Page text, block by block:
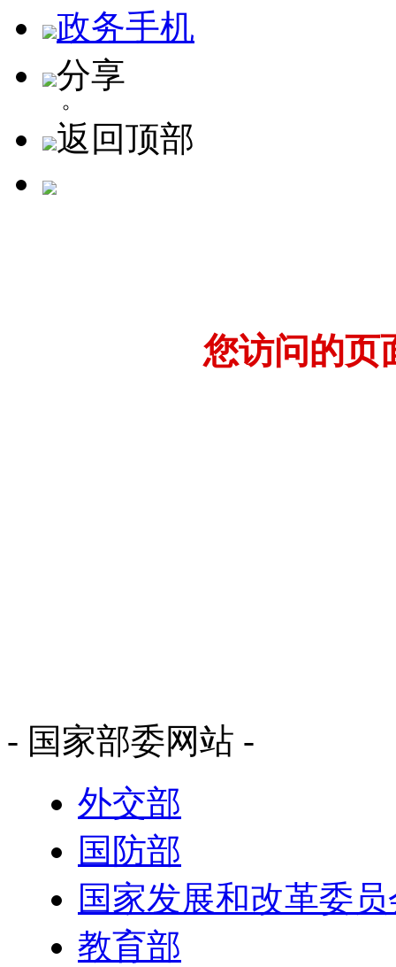
政务手机
分享
返回顶部
您访问的页
- 国家部委网站 -
外交部
国防部
国家发展和改革委
教育部